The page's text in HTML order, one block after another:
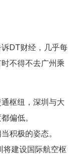
DT财经，几乎每
不得不去广州乘
枢纽，深圳与大
偏低。
积极的姿态。
将建设国际航空枢